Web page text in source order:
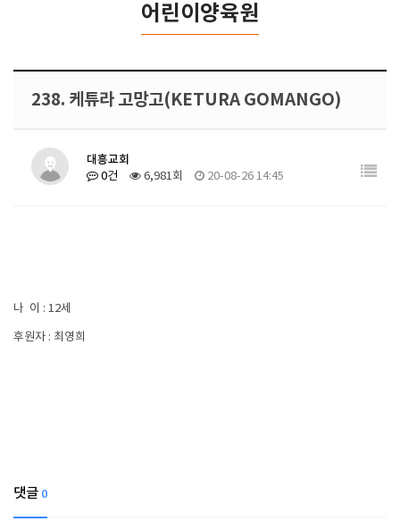
어린이양육원
238. 케튜라 고망고(KETURA GOMANGO)
대흥교회
0건 6,981회 20-08-26 14:45
나 이 : 12세
후원자 : 최영희
댓글 0